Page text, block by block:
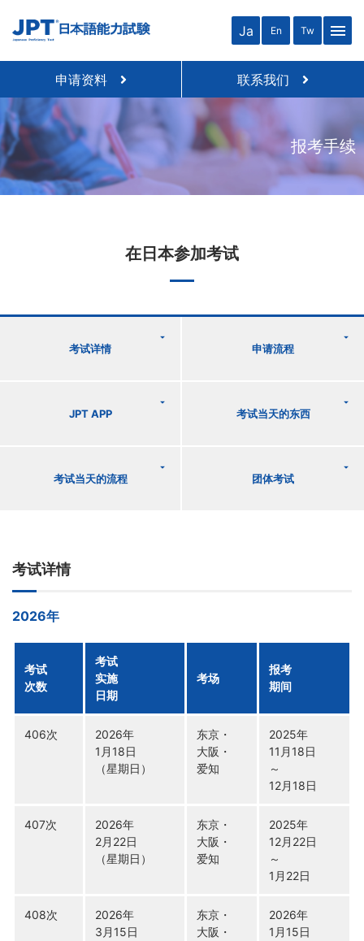
Ja En Tw menu
申请资料 联系我们
报考手续
在日本参加考试
考试详情 申请流程
JPT APP 考试当天的东西
考试当天的流程 团体考试
考试详情
2026年
考试
次数
考试
实施
日期
考场
报考
期间
406次
2026年
1月18日
（星期日）
东京・
大阪・
爱知
2025年
11月18日
～
12月18日
407次
2026年
2月22日
（星期日）
东京・
大阪・
爱知
2025年
12月22日
～
1月22日
408次
2026年
3月15日
东京・
大阪・
2026年
1月15日